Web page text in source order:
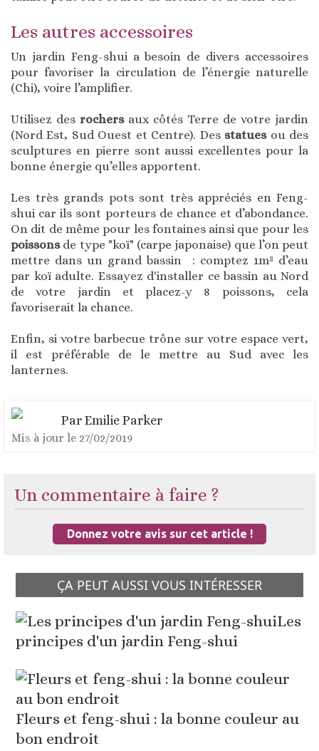
Les autres accessoires
Un jardin Feng-shui a besoin de divers accessoires
pour favoriser la circulation de l’énergie naturelle
(Chi), voire l’amplifier.
Utilisez des rochersaux côtés Terre de votre jardin
(Nord Est, Sud Ouest et Centre). Des statuesou des
sculptures en pierre sont aussi excellentes pour la
bonne énergie qu’elles apportent.
Les très grands pots sont très appréciés en Feng-
shui car ils sont porteurs de chance et d’abondance.
On dit de même pour les fontaines ainsi que pour les
poissonsde type "koï" (carpe japonaise) que l’on peut
mettre dans un grand bassin : comptez 1m³ d’eau
par koï adulte. Essayez d'installer ce bassin au Nord
de votre jardin et placez-y 8 poissons, cela
favoriserait la chance.
Enfin, si votre barbecue trône sur votre espace vert,
il est préférable de le mettre au Sud avec les
lanternes.
Par Emilie Parker
Mis à jour le 27/02/2019
Un commentaire à faire ?
Donnez votre avis sur cet article !
ÇA PEUT AUSSI VOUS INTÉRESSER
Les
principes d'un jardin Feng-shui
Fleurs et feng-shui : la bonne couleur au
bon endroit